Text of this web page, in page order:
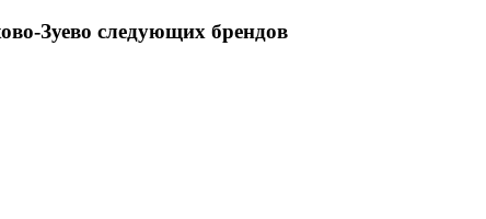
Зуево следующих брендов